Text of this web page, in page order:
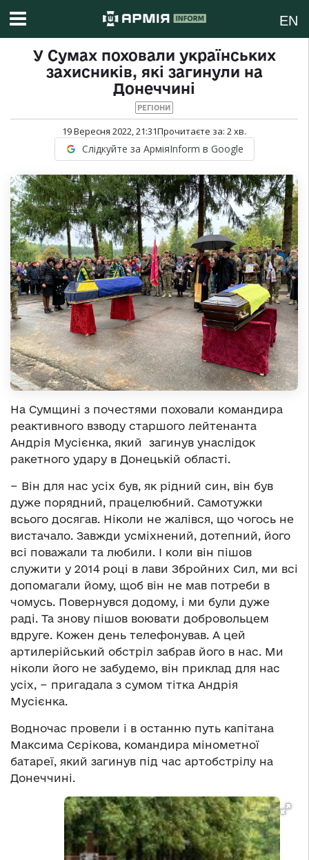
EN
У Сумах поховали українських
захисників, які загинули на
Донеччині
РЕГІОНИ
19 Вересня 2022, 21:31Прочитаєте за: 2хв.
Слідкуйте за АрміяInform в Google
На Сумщині з почестями поховали командира
реактивного взводу старшого лейтенанта
Андрія Мусієнка, який загинув унаслідок
ракетного удару в Донецькій області.
− Він для нас усіх був, як рідний син, він був
дуже порядний, працелюбний. Самотужки
всього досягав. Ніколи не жалівся, що чогось не
вистачало. Завжди усміхнений, дотепний, його
всі поважали та любили. І коли він пішов
служити у 2014 році в лави Збройних Сил, ми всі
допомагали йому, щоб він не мав потреби в
чомусь. Повернувся додому, і ми були дуже
раді. Та знову пішов воювати добровольцем
вдруге. Кожен день телефонував. А цей
артилерійський обстріл забрав його в нас. Ми
ніколи його не забудемо, він приклад для нас
усіх, − пригадала з сумом тітка Андрія
Мусієнка.
Водночас провели і в останню путь капітана
Максима Сєрікова, командира мінометної
батареї, який загинув під час артобстрілу на
Донеччині.